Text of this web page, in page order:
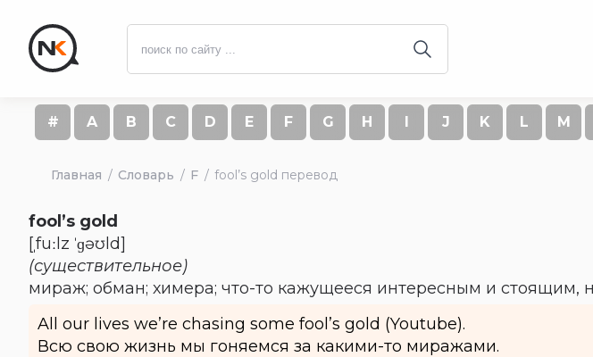
# A B C D E F G H I J K L M
Главная Словарь F fool’s gold перевод
fool’s gold
[ˌfuːlz ˈɡəʊld]
(существительное)
мираж; обман; химера; что-то кажущееся интересным и стоящим,
All our lives we’re chasing some fool’s gold (Youtube).
Всю свою жизнь мы гоняемся за какими-то миражами.